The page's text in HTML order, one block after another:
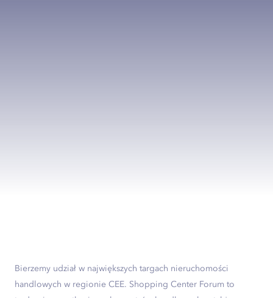
Bierzemy udział w największych targach nieruchomości
handlowych w regionie CEE. Shopping Center Forum to